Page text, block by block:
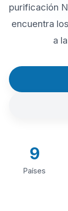
purificación
encuentra
a
9
Países